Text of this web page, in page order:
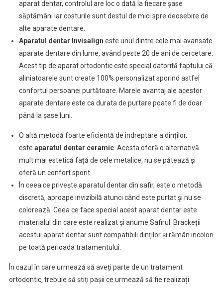
aparat dentar, controlul are loc o dată la fiecare șase
săptămâni iar costurile sunt destul de mici spre deosebire de
alte aparate dentare.
Aparatul dentar Invisalign este unul dintre cele mai avansate
aparate dentare din lume, având peste 20 de ani de cercetare.
Acest tip de aparat ortodontic este special datorită faptului că
aliniatoarele sunt create 100% personalizat sporind astfel
confortul persoanei purtătoare. Marele avantaj ale acestor
aparate dentare este ca durata de purtare poate fi de doar
până la șase luni.
O altă metodă foarte eficientă de îndreptare a dinților,
este aparatul dentar ceramic. Acesta oferă o alternativă
mult mai estetică față de cele metalice, nu se pătează și
oferă un confort sporit.
În ceea ce privește aparatul dentar din safir, este o metodă
discretă, aproape invizibilă atunci când este purtat și nu se
colorează. Ceea ce face special acest aparat dentar este
materialul din care este realizat și anume Safirul. Brackeții
acestui aparat dentar sunt compatibili dinților și rămân incolori
pe toată perioada tratamentului.
În cazul în care urmează să aveți parte de un tratament
ortodontic, trebuie să știți pașii ce urmează să fie realizați: